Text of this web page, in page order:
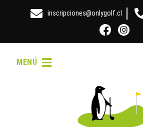
inscripciones@onlygolf.cl
MENÚ